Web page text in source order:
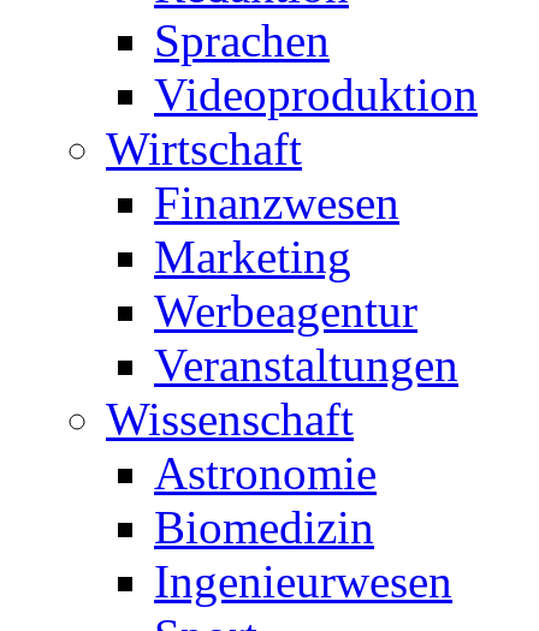
Sprachen
Videoproduktion
Wirtschaft
Finanzwesen
Marketing
Werbeagentur
Veranstaltungen
Wissenschaft
Astronomie
Biomedizin
Ingenieurwesen